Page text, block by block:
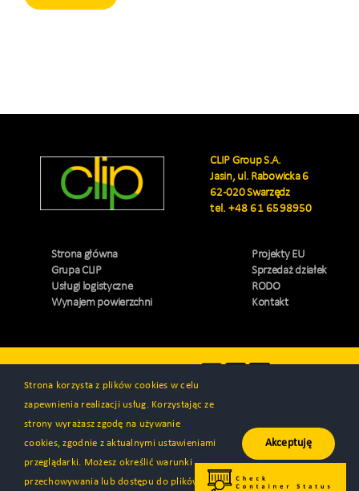
CLIP Group S.A.
Jasin, ul. Rabowicka 6
62-020 Swarzędz
tel.+48 61 6598950
Strona główna
Grupa CLIP
Usługi logistyczne
Wynajem powierzchni
Projekty EU
Sprzedaż działek
RODO
Kontakt
© Wszystkie prawa zastrzeżone 2000 - 2026 | CLIP Group S.A. |
Wykonanie Programa™
Strona korzysta z plików cookies w celu
zapewnienia realizacji usług. Korzystając ze
strony wyrażasz zgodę na używanie
cookies, zgodnie z aktualnymi ustawieniami
przeglądarki. Możesz określić warunki
przechowywania lub dostępu do plików
Akceptuję